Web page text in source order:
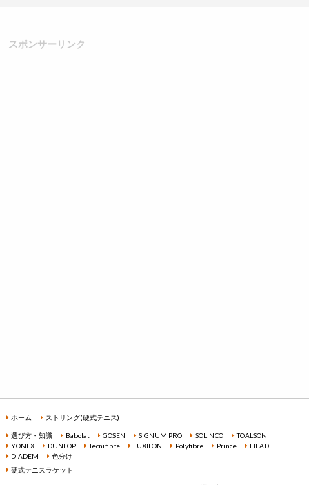
スポンサーリンク
ホーム ストリング(硬式テニス)
選び方・知識 Babolat GOSEN SIGNUM PRO SOLINCO
TOALSON
YONEX
DUNLOP Tecnifibre LUXILON Polyfibre Prince
HEAD
DIADEM
色分け
硬式テニスラケット